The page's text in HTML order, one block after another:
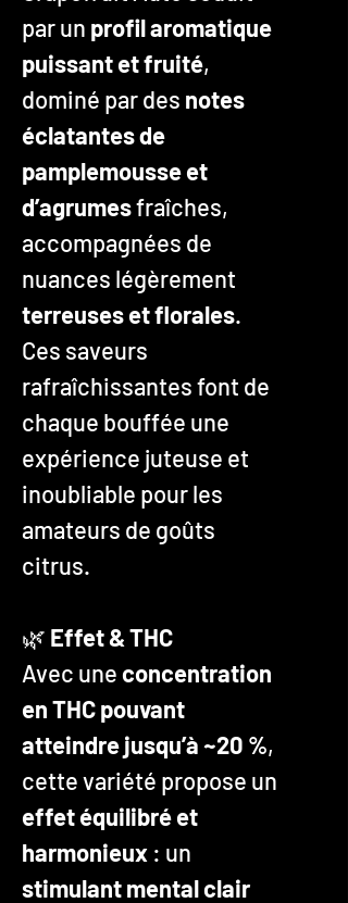
par un profil aromatique
puissant et fruité,
dominé par des notes
éclatantes de
pamplemousse et
d’agrumesfraîches,
accompagnées de
nuances légèrement
terreuses et florales.
Ces saveurs
rafraîchissantes font de
chaque bouffée une
expérience juteuse et
inoubliable pour les
amateurs de goûts
citrus.
🌿 Effet & THC
Avec uneconcentration
en THC pouvant
atteindre jusqu’à ~20 %,
cette variété propose un
effet équilibré et
harmonieux : un
stimulant mental clair